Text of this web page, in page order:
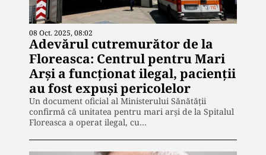
08 Oct. 2025, 08:02
Adevărul cutremurător de la
Floreasca: Centrul pentru Mari
Arși a funcționat ilegal, pacienții
au fost expuși pericolelor
Un document oficial al Ministerului Sănătății
confirmă că unitatea pentru mari arși de la Spitalul
Floreasca a operat ilegal, cu…